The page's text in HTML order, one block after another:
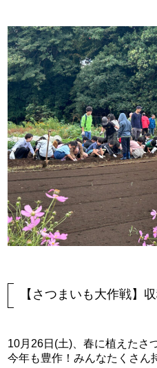
【さつまいも大作戦】
10月26日(土)、春に植えたさ
今年も豊作！みんなたくさん